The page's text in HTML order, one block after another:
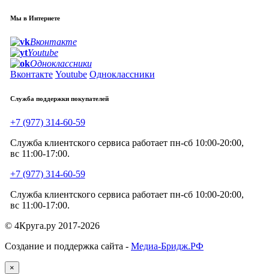
Мы в Интернете
Вконтакте
Youtube
Одноклассники
Вконтакте Youtube Одноклассники
Служба поддержки покупателей
+7 (977) 314-60-59
Служба клиентского сервиса работает пн-сб 10:00-20:00,
вс 11:00-17:00.
+7 (977) 314-60-59
Служба клиентского сервиса работает пн-сб 10:00-20:00,
вс 11:00-17:00.
© 4Круга.ру 2017-2026
Создание и поддержка сайта - Медиа-Бридж.РФ
×